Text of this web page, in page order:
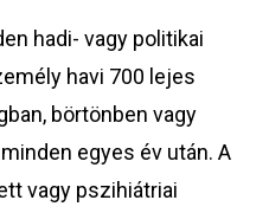
hadi- vagy politikai
havi 700 lejes
börtönben vagy
egyes év után. A
vagy pszihiátriai